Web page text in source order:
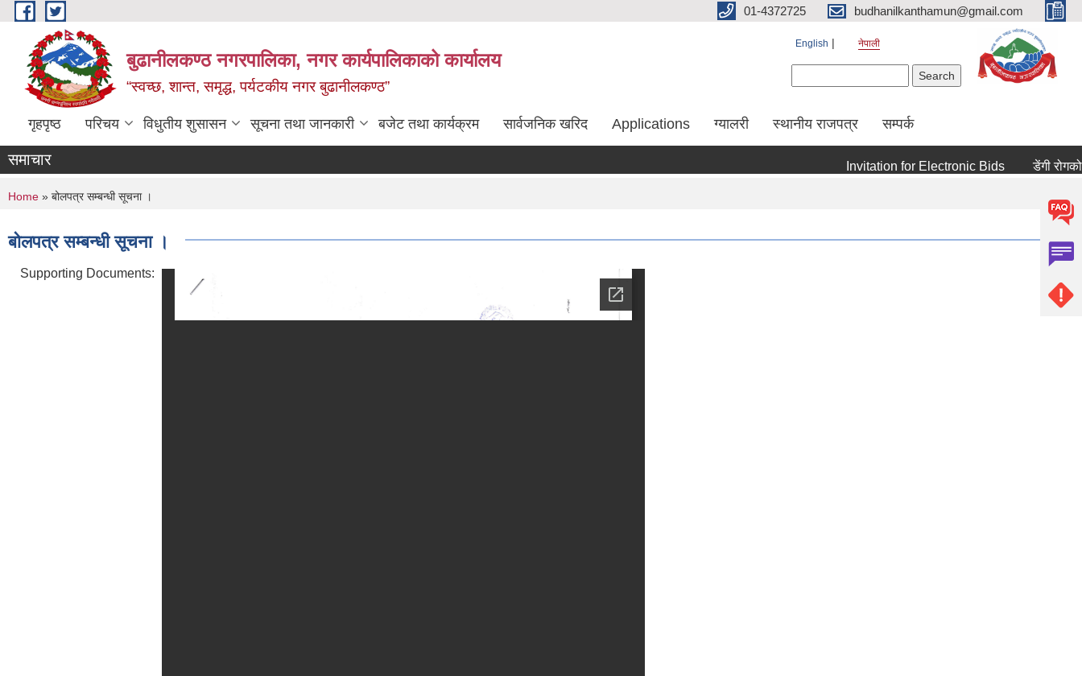
Skip to main content 01-4372725 budhanilkanthamun@gmail.com
बुढानीलकण्ठ नगरपालिका, नगर कार्यपालिकाको कार्यालय
“स्वच्छ, शान्त, समृद्ध, पर्यटकीय नगर बुढानीलकण्ठ”
English नेपाली
गृहपृष्ठ परिचय विधुतीय शुसासन सूचना तथा जानकारी बजेट तथा कार्यक्रम सार्वजनिक खरिद Applications ग्यालरी स्थानीय राजपत्र सम्पर्क
समाचार Invitation for Electronic Bids डेंगी रोगको
You are here
Home » बोलपत्र सम्बन्धी सूचना ।
बोलपत्र सम्बन्धी सूचना ।
Supporting Documents: